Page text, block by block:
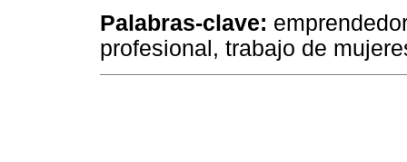
Palabras-clave:
profesional, trabajo de